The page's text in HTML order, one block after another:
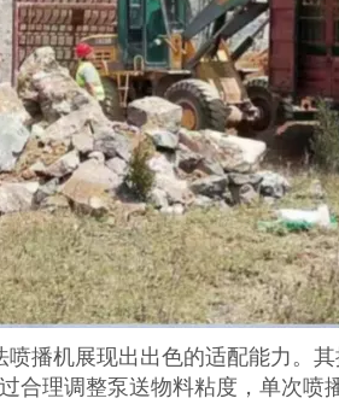
机展现出出色的适配能力。
合理调整泵送物料粘度，单次